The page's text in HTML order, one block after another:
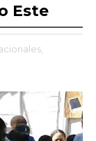
Este